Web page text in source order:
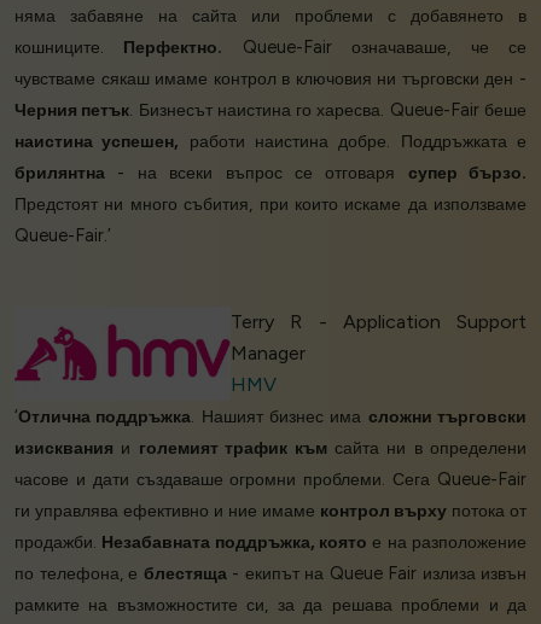
няма забавяне на сайта или проблеми с добавянето в
кошниците. Перфектно. Queue-Fair означаваше, че се
чувстваме сякаш имаме контрол в ключовия ни търговски ден -
Черния петък. Бизнесът наистина го харесва. Queue-Fair беше
наистина успешен, работи наистина добре. Поддръжката е
брилянтна - на всеки въпрос се отговаря супер бързо.
Предстоят ни много събития, при които искаме да използваме
Queue-Fair.’
Terry R - Application Support
Manager
HMV
‘Отлична поддръжка. Нашият бизнес има сложни търговски
изисквания и големият трафик къмсайта ни в определени
часове и дати създаваше огромни проблеми. Сега Queue-Fair
ги управлява ефективно и ние имаме контрол върху потока от
продажби. Незабавната поддръжка, която е на разположение
по телефона, е блестяща- екипът на Queue Fair излиза извън
рамките на възможностите си, за да решава проблеми и да